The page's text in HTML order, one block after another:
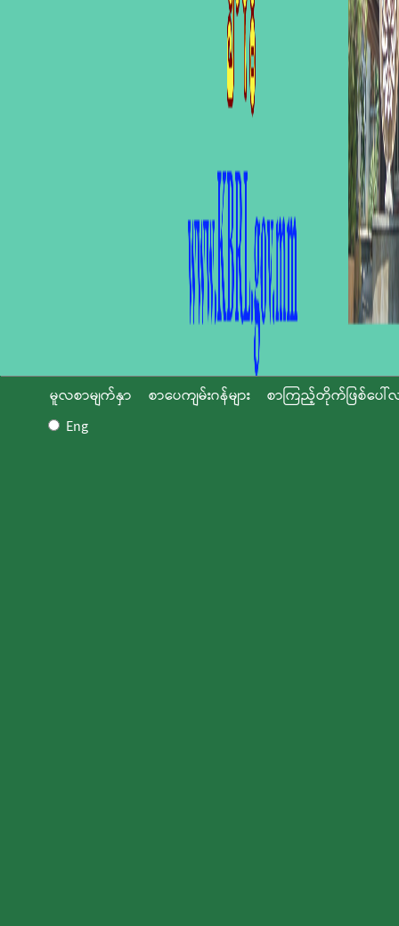
မူလစာမျက်နှာ စာပေကျမ်းဂန်များ
စာကြည့်တိုက်ဖြစ်ပေါ်
Eng